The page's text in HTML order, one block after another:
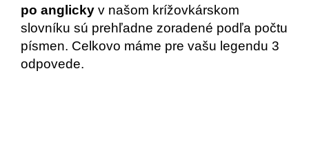
po anglicky v našom krížovkárskom
slovníku sú prehľadne zoradené podľa počtu
písmen. Celkovo máme pre vašu legendu 3
odpovede.